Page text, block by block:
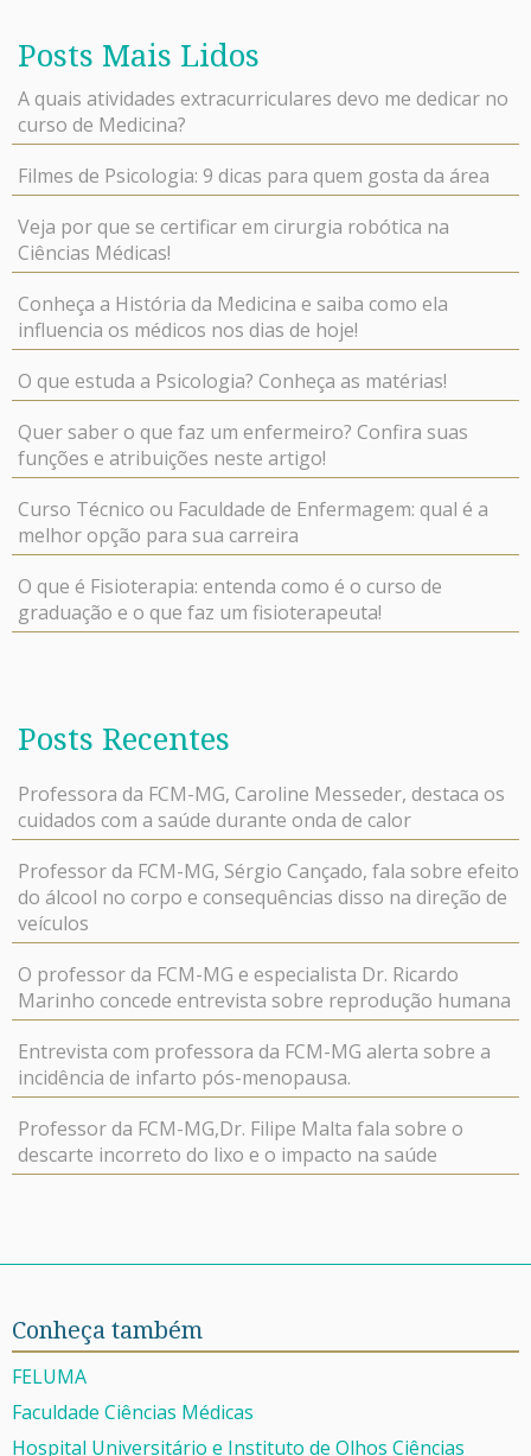
Posts Mais Lidos
A quais atividades extracurriculares devo me dedicar no
curso de Medicina?
Filmes de Psicologia: 9 dicas para quem gosta da área
Veja por que se certificar em cirurgia robótica na
Ciências Médicas!
Conheça a História da Medicina e saiba como ela
influencia os médicos nos dias de hoje!
O que estuda a Psicologia? Conheça as matérias!
Quer saber o que faz um enfermeiro? Confira suas
funções e atribuições neste artigo!
Curso Técnico ou Faculdade de Enfermagem: qual é a
melhor opção para sua carreira
O que é Fisioterapia: entenda como é o curso de
graduação e o que faz um fisioterapeuta!
Posts Recentes
Professora da FCM-MG, Caroline Messeder, destaca os
cuidados com a saúde durante onda de calor
Professor da FCM-MG, Sérgio Cançado, fala sobre efeito
do álcool no corpo e consequências disso na direção de
veículos
O professor da FCM-MG e especialista Dr. Ricardo
Marinho concede entrevista sobre reprodução humana
Entrevista com professora da FCM-MG alerta sobre a
incidência de infarto pós-menopausa.
Professor da FCM-MG,Dr. Filipe Malta fala sobre o
descarte incorreto do lixo e o impacto na saúde
Conheça também
FELUMA
Faculdade Ciências Médicas
Hospital Universitário e Instituto de Olhos Ciências